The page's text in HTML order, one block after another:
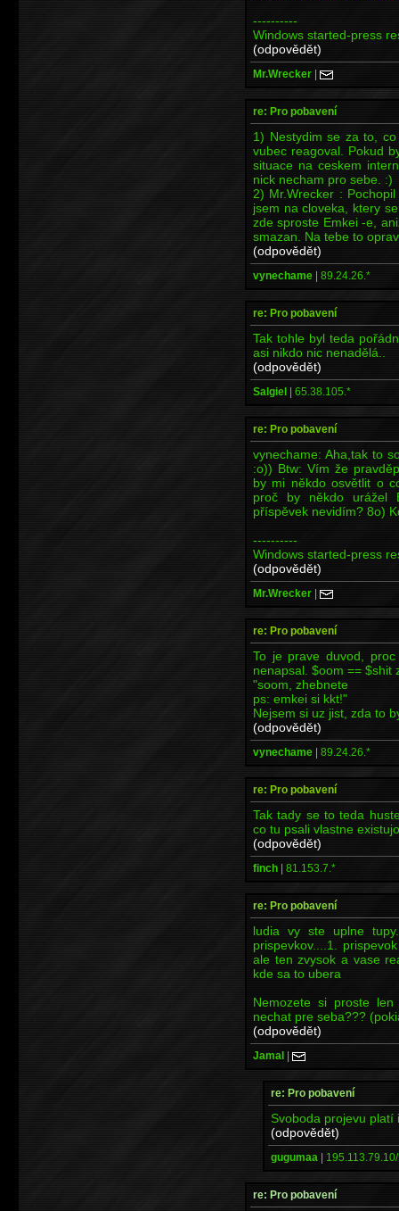
----------
Windows started-press
(odpovědět)
Mr.Wrecker |
re: Pro pobavení
1) Nestydim se za to,
vubec reagoval. Pokud
situace na ceskem
nick necham pro sebe. :)
2) Mr.Wrecker :
jsem na cloveka, ktery
zde sproste Emkei -e,
smazan. Na tebe to
(odpovědět)
vynechame | 89.24.26.*
re: Pro pobavení
Tak tohle byl teda
asi nikdo nic nenadělá..
(odpovědět)
Salgiel | 65.38.105.*
re: Pro pobavení
vynechame: Aha,tak to
:o)) Btw: Vím že
by mi někdo osvětlit o
proč by někdo urážel
příspěvek nevidím? 8o)
----------
Windows started-press
(odpovědět)
Mr.Wrecker |
re: Pro pobavení
To je prave duvod,
nenapsal. $oom == $shit
"soom, zhebnete
ps: emkei si kkt!"
Nejsem si uz jist, zda to
(odpovědět)
vynechame | 89.24.26.*
re: Pro pobavení
Tak tady se to teda
co tu psali vlastne
(odpovědět)
finch | 81.153.7.*
re: Pro pobavení
ludia vy ste uplne
prispevkov....1.
ale ten zvysok a vase
kde sa to ubera
Nemozete si proste
nechat pre seba???
(odpovědět)
Jamal |
re: Pro pobavení
Svoboda projevu platí
(odpovědět)
gugumaa |
re: Pro pobavení